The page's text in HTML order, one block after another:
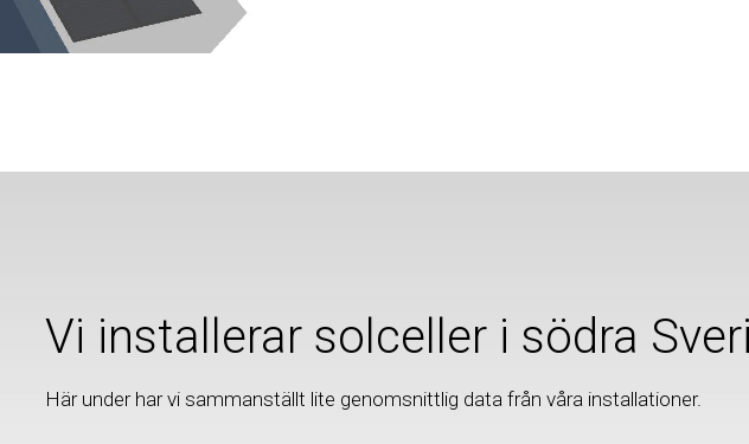
Vi installerar solceller i södra
Här under har vi sammanställt lite genomsnittlig data från våra installationer.